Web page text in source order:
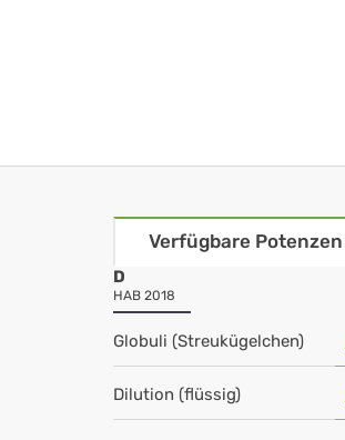
Verfügbare Potenzen
D
HAB 2018
Globuli (Streukügelchen)
Dilution (flüssig)